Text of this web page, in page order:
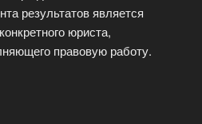
результатов является
юриста,
правовую работу.